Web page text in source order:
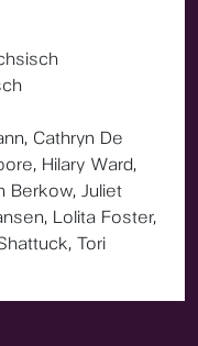
Cathryn De
Hilary Ward,
Berkow, Juliet
Lolita Foster,
Tori